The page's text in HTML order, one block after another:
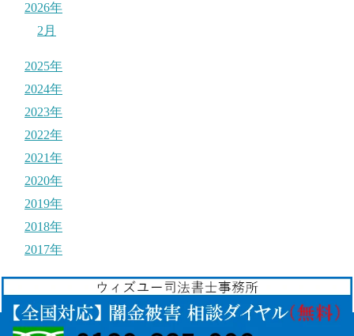
2026年
2月
2025年
2024年
2023年
2022年
2021年
2020年
2019年
2018年
2017年